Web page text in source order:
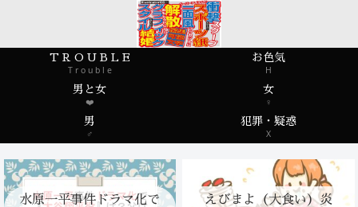
T R O U B L E
T r o u b l e
お色気
H
男と女
❤️
女
♀
男
♂
犯罪・疑惑
X
水原一平事件ドラマ化で
えびまよ（大食い）炎